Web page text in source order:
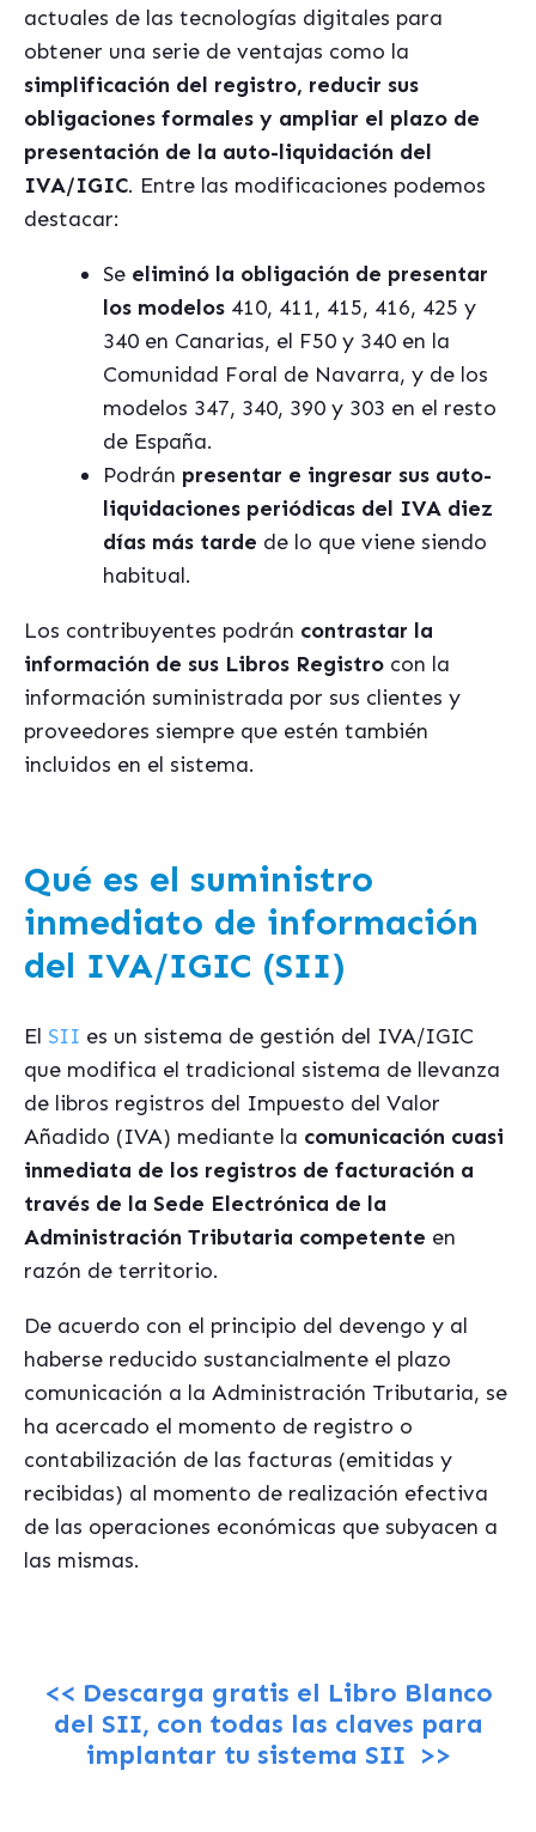
actuales de las tecnologías digitales para
obtener una serie de ventajas como la
simplificación del registro, reducir sus
obligaciones formales y ampliar el plazo de
presentación de la auto-liquidación del
IVA/IGIC. Entre las modificaciones podemos
destacar:
Se eliminó la obligación de presentar
los modelos 410, 411, 415, 416, 425 y
340 en Canarias, el F50 y 340 en la
Comunidad Foral de Navarra, y de los
modelos 347, 340, 390 y 303 en el resto
de España.
Podrán presentar e ingresar sus auto-
liquidaciones periódicas del IVA diez
días más tarde de lo que viene siendo
habitual.
Los contribuyentes podrán contrastar la
información de sus Libros Registro con la
información suministrada por sus clientes y
proveedores siempre que estén también
incluidos en el sistema.
Qué es el suministro
inmediato de información
del IVA/IGIC (SII)
El SII es un sistema de gestión del IVA/IGIC
que modifica el tradicional sistema de llevanza
de libros registros del Impuesto del Valor
Añadido (IVA) mediante la comunicación cuasi
inmediata de los registros de facturación a
través de la Sede Electrónica de la
Administración Tributaria competente en
razón de territorio.
De acuerdo con el principio del devengo y al
haberse reducido sustancialmente el plazo
comunicación a la Administración Tributaria, se
ha acercado el momento de registro o
contabilización de las facturas (emitidas y
recibidas) al momento de realización efectiva
de las operaciones económicas que subyacen a
las mismas.
<< Descarga gratis el Libro Blanco
del SII, con todas las claves para
implantar tu sistema SII >>